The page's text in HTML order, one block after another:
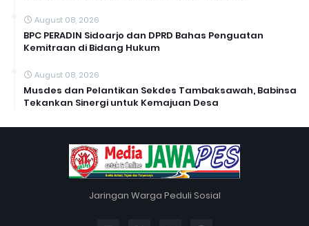
August 08, 2026
BPC PERADIN Sidoarjo dan DPRD Bahas Penguatan
Kemitraan di Bidang Hukum
August 08, 2026
Musdes dan Pelantikan Sekdes Tambaksawah, Babinsa
Tekankan Sinergi untuk Kemajuan Desa
Jaringan Warga Peduli Sosial